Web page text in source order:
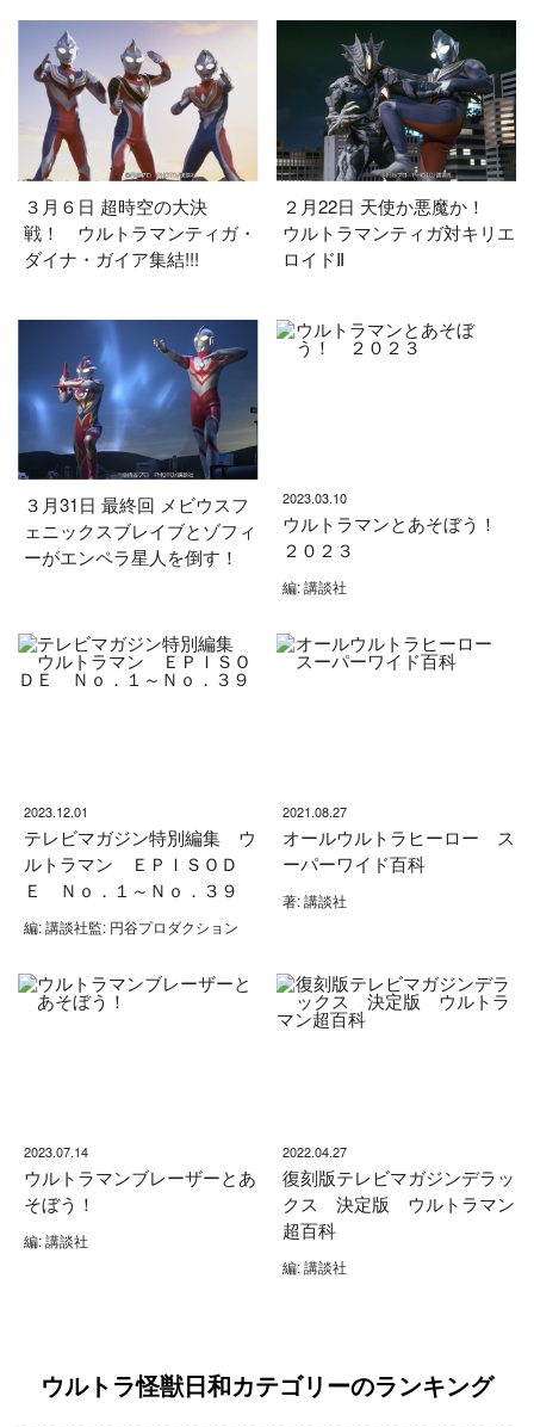
３月６日 超時空の大決
戦！ ウルトラマンティガ・
ダイナ・ガイア集結!!!
２月22日 天使か悪魔か！
ウルトラマンティガ対キリエ
ロイドⅡ
３月31日 最終回 メビウスフ
ェニックスブレイブとゾフィ
ーがエンペラ星人を倒す！
2023.03.10
ウルトラマンとあそぼう！
２０２３
編: 講談社
2023.12.01
テレビマガジン特別編集 ウ
ルトラマン ＥＰＩＳＯＤ
Ｅ Ｎｏ．１～Ｎｏ．３９
編: 講談社監: 円谷プロダクション
2021.08.27
オールウルトラヒーロー ス
ーパーワイド百科
著: 講談社
2023.07.14
ウルトラマンブレーザーとあ
そぼう！
編: 講談社
2022.04.27
復刻版テレビマガジンデラッ
クス 決定版 ウルトラマン
超百科
編: 講談社
ウルトラ怪獣日和カテゴリーのランキング